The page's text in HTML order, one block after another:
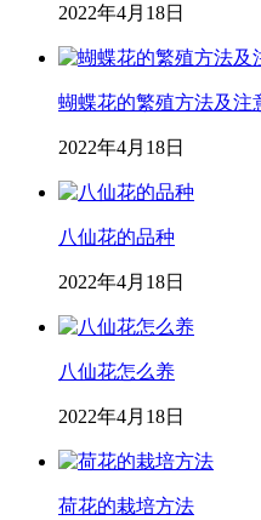
2022年4月18日
蝴蝶花的繁殖方法及注
2022年4月18日
八仙花的品种
2022年4月18日
八仙花怎么养
2022年4月18日
荷花的栽培方法